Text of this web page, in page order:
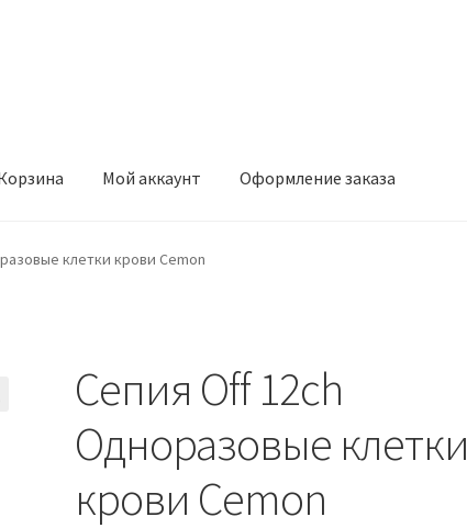
Мой аккаунт Оформление заказа
Оформление заказа
клетки крови Cemon
Сепия Off 12ch
Одноразовые клетки
крови Cemon